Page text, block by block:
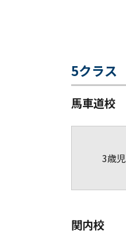
5クラス
馬車道校
3歳児
関内校